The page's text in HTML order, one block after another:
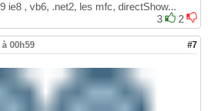
ie8 , vb6, .net2, les mfc, directShow...
3
2
à 00h59 #7